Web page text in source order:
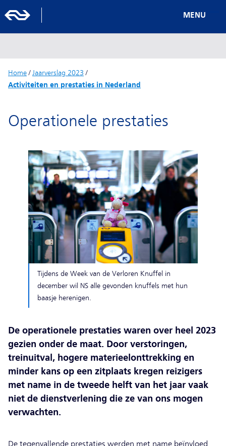
MENU
Home/ Jaarverslag 2023 /
Activiteiten en prestaties in Nederland
Operationele prestaties
Tijdens de Week van de Verloren Knuffel in
december wil NS alle gevonden knuffels met hun
baasje herenigen.
De operationele prestaties waren over heel 2023
gezien onder de maat. Door verstoringen,
treinuitval, hogere materieelonttrekking en
minder kans op een zitplaats kregen reizigers
met name in de tweede helft van het jaar vaak
niet de dienstverlening die ze van ons mogen
verwachten.
De tegenvallende prestaties werden met name beïnvloed